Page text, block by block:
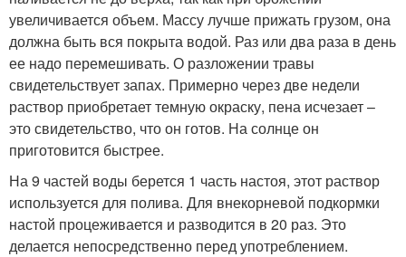
увеличивается объем. Массу лучше прижать грузом, она
должна быть вся покрыта водой. Раз или два раза в день
ее надо перемешивать. О разложении травы
свидетельствует запах. Примерно через две недели
раствор приобретает темную окраску, пена исчезает –
это свидетельство, что он готов. На солнце он
приготовится быстрее.
На 9 частей воды берется 1 часть настоя, этот раствор
используется для полива. Для внекорневой подкормки
настой процеживается и разводится в 20 раз. Это
делается непосредственно перед употреблением.